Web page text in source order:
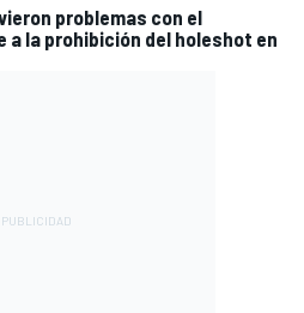
problemas con el
la prohibición del holeshot en